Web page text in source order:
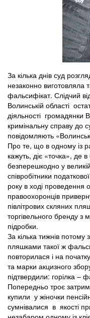
За кілька днів суд
незаконно виготовляла
фальсифікат. Слідчий
Волинській області
діяльності громадянки
кримінальну справу до
повідомляють
Про те, що в одному із
кажуть, діє «точка», де
безперешкодно у
співробітники
року в ході проведення
правоохоронців
півлітрових скляних
торгівельного бренду з
підробки.
За кілька тижнів
пляшками такої ж
повторилася і на
та марки акцизного
підтвердили: горілка –
Попередньо троє
купили у жіночки
сумнівалися в якості